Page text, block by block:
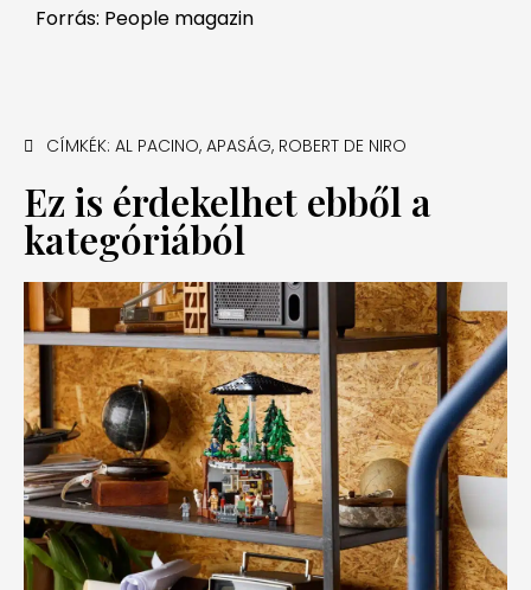
Forrás: People magazin
CÍMKÉK: AL PACINO, APASÁG, ROBERT DE NIRO
Ez is érdekelhet ebből a
kategóriából